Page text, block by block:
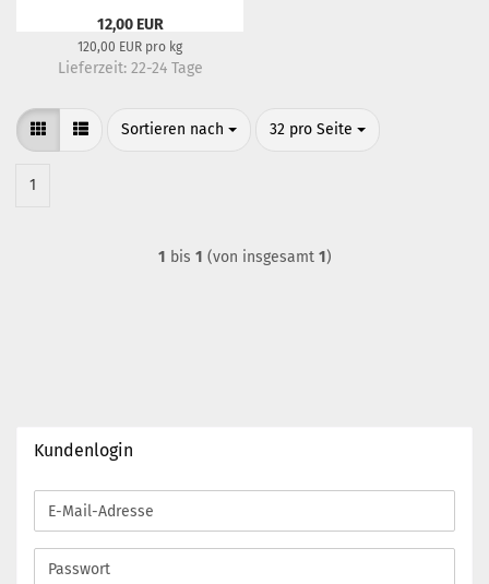
12,00 EUR
120,00 EUR pro kg
Lieferzeit: 22-24 Tage
Sortieren nach
Sortieren nach 32 pro Seite
pro Seite
1
1 bis 1 (von insgesamt 1)
Kundenlogin
E-
Mail-
Adresse
Passwort